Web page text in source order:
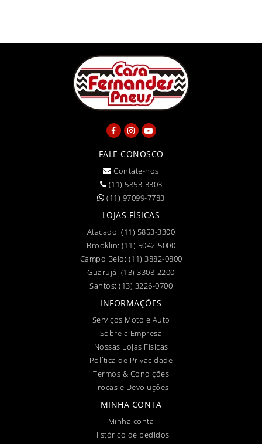
FALE CONOSCO
Contate-nos
(11) 5853-3303
(11) 97099-7783
LOJAS FÍSICAS
Atacado:(11) 5853-3300
Brooklin: (11) 5042-5000
Campo Belo: (11) 3882-0800
Guarujá: (13) 3308-2200
Santos: (13) 3226-0700
INFORMAÇÕES
Serviços Moto e Auto
Sobre a Empresa
Nossas Lojas Físicas
Política de Privacidade
Termos & Condições
Trocas e Devoluções
MINHA CONTA
Minha conta
Histórico de pedidos